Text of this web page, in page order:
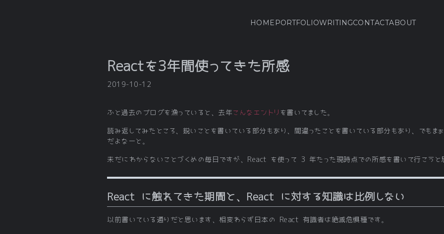
HOME PORTFOLIOWRITINGCONTACTABOUT
Reactを3年間使ってきた所感
2019-10-12
ふと過去のブログを漁っていると、去年 こんなエントリ を書いてました。
読み返してみたところ、鋭いことを書いている部分もあり、間違ったことを書いている部分もあり、でもま
だよなーと。
未だにわからないことづくめの毎日ですが、React を使って 3 年たった現時点での所感を書いて行こうと
React に触れてきた期間と、React に対する知識は比例しない
以前書いている通りだと思います、相変わらず日本の React 有識者は絶滅危惧種です。